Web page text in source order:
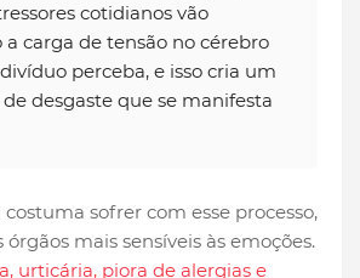
cotidianos vão
carga de tensão no cérebro
perceba, e isso cria um
desgaste que se manifesta
sofrer com esse processo,
mais sensíveis às emoções.
urticária, piora de alergias e